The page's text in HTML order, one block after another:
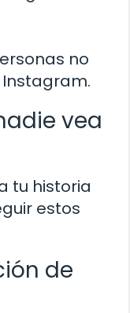
no
vea
tu historia
estos
de